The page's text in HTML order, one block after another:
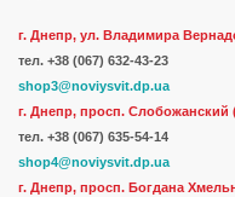
г. Днепр, ул. Владимира
тел. +38 (067) 632-43-23
shop3@noviysvit.dp.ua
г. Днепр, просп. Слобожанский
тел. +38 (067) 635-54-14
shop4@noviysvit.dp.ua
г. Днепр, просп. Богдана